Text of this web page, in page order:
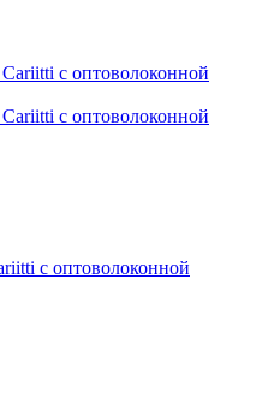
с оптоволоконной